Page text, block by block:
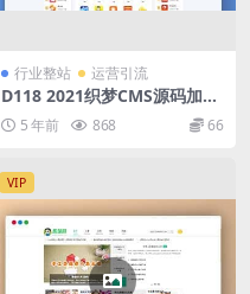
行业整站 运营引流
D118 2021织梦CMS源码加固
板核心《手赚网》源码 手机试
玩平台源码 带手机端 可封装A
PP 简单部署即可上线运营
5 年前 868 66
VIP